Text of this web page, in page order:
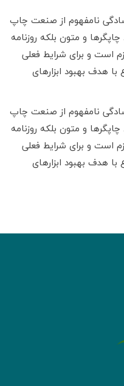
نامفهوم از صنعت چاپ
و متون بلکه روزنامه
است و برای شرایط فعلی
با هدف بهبود ابزارهای
نامفهوم از صنعت چاپ
و متون بلکه روزنامه
است و برای شرایط فعلی
با هدف بهبود ابزارهای